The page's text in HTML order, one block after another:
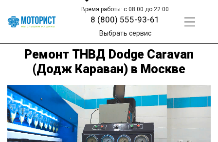
Время работы: с 08:00 до 22:00
8 (800) 555-93-61
Выбрать сервис
Ремонт ТНВД Dodge Caravan
(Додж Караван) в Москве